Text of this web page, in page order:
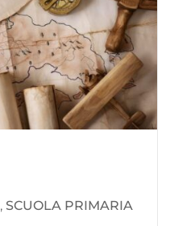
, SCUOLA PRIMARIA